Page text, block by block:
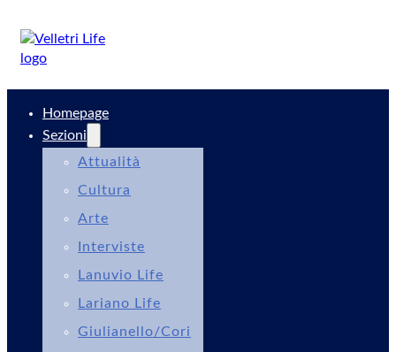
Homepage
Sezioni
Attualità
Cultura
Arte
Interviste
Lanuvio Life
Lariano Life
Giulianello/Cori